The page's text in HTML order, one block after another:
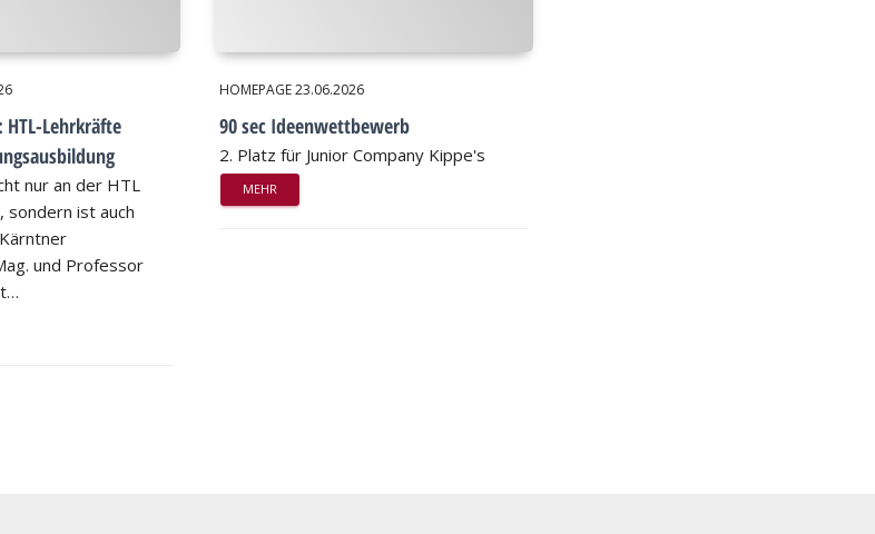
HTL-Lehrkräfte
nur an der HTL
ist auch
und Professor
HOMEPAGE23.06.2026
90 sec Ideenwettbewerb
2. Platz für Junior Company Kippe's
MEHR